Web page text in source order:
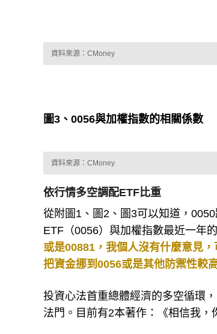
依行情多空調配ETF比重
從附圖1、圖2、圖3可以知道，
ETF（0056）與加權指數最近一年
或是00881，我個人沒有什麼意見
投資心法首重總體經濟的多空循環